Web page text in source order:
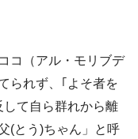
コ（アル・モリブデ
られず、｢よそ者を
て自ら群れから離
(とう)ちゃん」と呼